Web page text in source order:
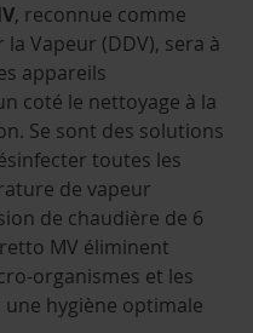
, reconnue comme
Vapeur (DDV), sera à
appareils
coté le nettoyage à la
Se sont des solutions
toutes les
de vapeur
de chaudière de 6
MV éliminent
organismes et les
hygiène optimale